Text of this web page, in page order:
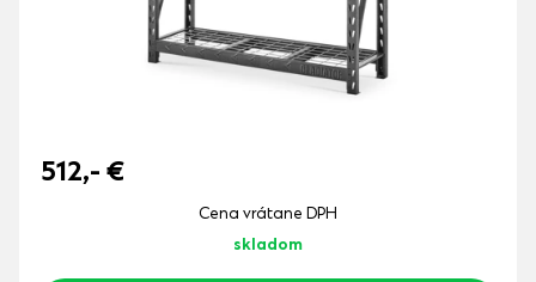
512,- €
Cena vrátane DPH
skladom